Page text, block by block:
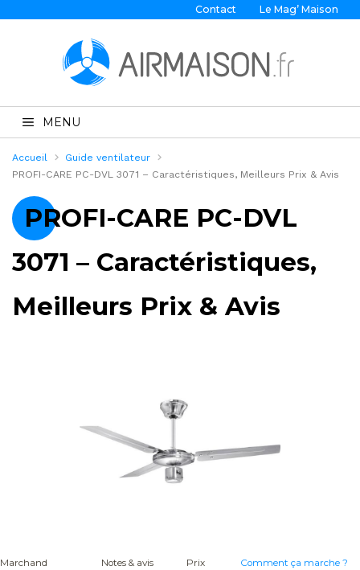
Contact Le Mag’ Maison
MENU
Accueil
Guide ventilateur
PROFI-CARE PC-DVL 3071 – Caractéristiques, Meilleurs Prix & Avis
PROFI-CARE PC-DVL
3071 – Caractéristiques,
Meilleurs Prix & Avis
Marchand Notes & avis Prix Comment ça marche ?